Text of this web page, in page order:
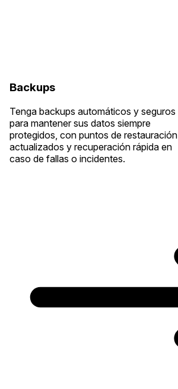
Backups
Tenga backups automáticos y seguros
para mantener sus datos siempre
protegidos, con puntos de restauración
actualizados y recuperación rápida en
caso de fallas o incidentes.